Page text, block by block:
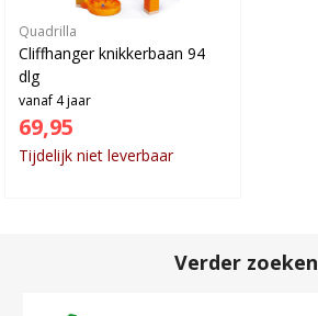
Quadrilla
Cliffhanger knikkerbaan 94
dlg
vanaf 4 jaar
69,95
Tijdelijk niet leverbaar
Verder zoeken